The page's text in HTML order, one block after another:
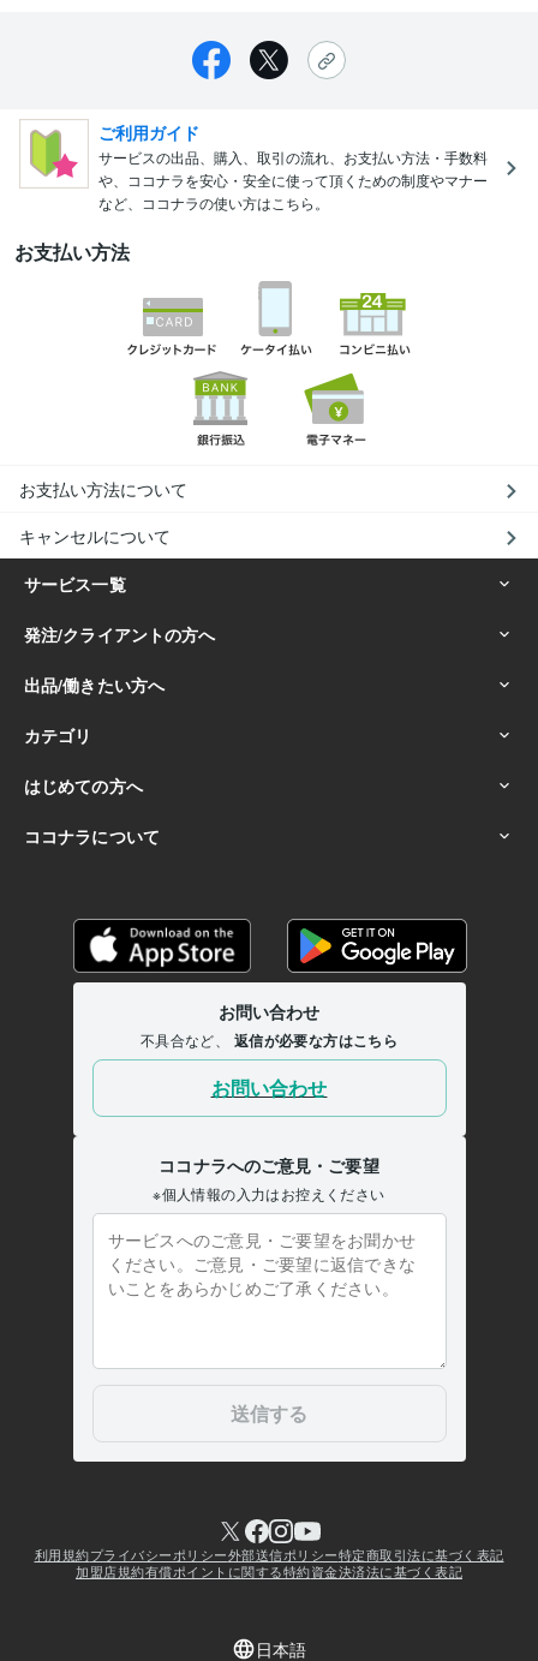
ご利用ガイド
サービスの出品、購入、取引の流れ、お支払い方法・手数料
や、ココナラを安心・安全に使って頂くための制度やマナー
など、ココナラの使い方はこちら。
お支払い方法
お支払い方法について
キャンセルについて